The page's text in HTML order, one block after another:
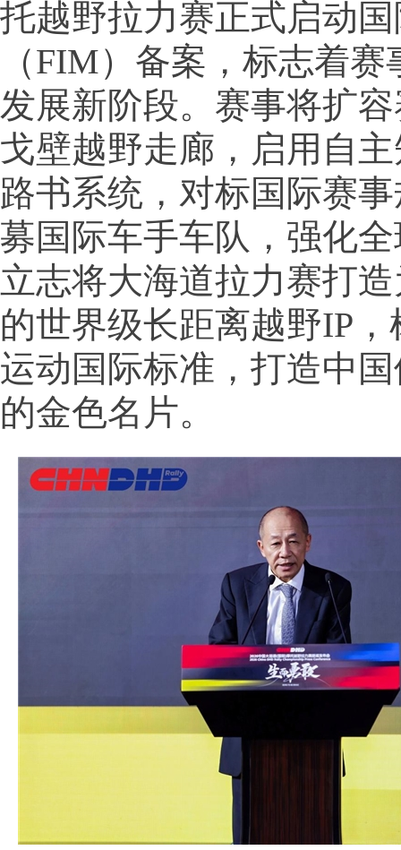
托越野拉力赛正式启动
（FIM）备案，标志着
发展新阶段。赛事将扩
戈壁越野走廊，启用自
路书系统，对标国际赛
募国际车手车队，强化
立志将大海道拉力赛打
的世界级长距离越野IP
运动国际标准，打造中
的金色名片。